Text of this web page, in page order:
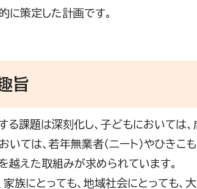
に策定した計画です。
旨
課題は深刻化し、子どもにおいては、
いては、若年無業者（ニート）やひき
越えた取組みが求められています。
族にとっても、地域社会にとっても、